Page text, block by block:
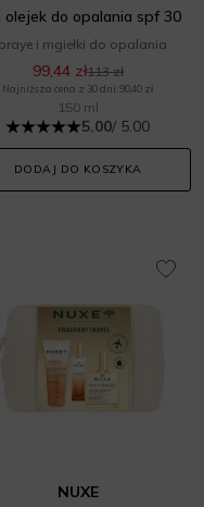
olejek do opalania spf 30
i mgiełki do opalania
99,44 zł113 zł
Najniższa cena z 30 dni: 90,40 zł
150 ml
5.00/ 5.00
DODAJ DO KOSZYKA
NUXE